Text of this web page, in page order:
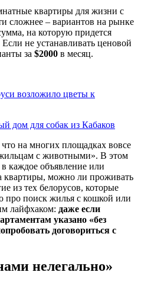
квартиры для жизни с
– вариантов на рынке
на которую придется
не устанавливать ценовой
за $2000 в месяц.
возложило цветы к
дом для собак из Кабаков
на многих площадках вовсе
жильцам с животными». В этом
в каждое объявление или
квартиры, можно ли проживать
из тех белорусов, которые
про поиск жилья с кошкой или
лайфхаком: даже если
указано «без
договориться с
нелегально»